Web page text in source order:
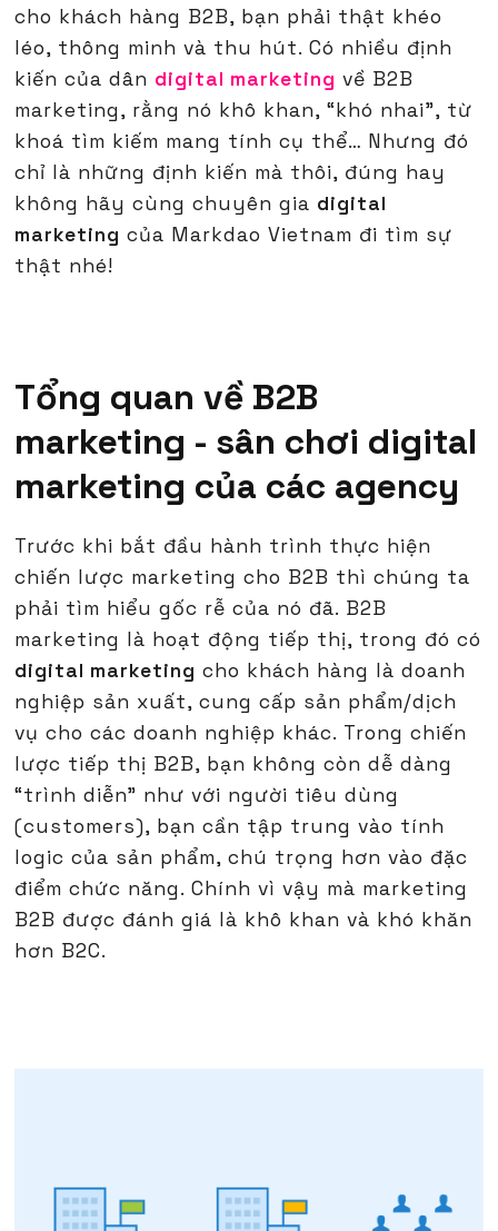
cho khách hàng B2B, bạn phải thật khéo
léo, thông minh và thu hút. Có nhiều định
kiến của dân digital marketing về B2B
marketing, rằng nó khô khan, “khó nhai", từ
khoá tìm kiếm mang tính cụ thể… Nhưng đó
chỉ là những định kiến mà thôi, đúng hay
không hãy cùng chuyên gia digital
marketing của Markdao Vietnam đi tìm sự
thật nhé!
Tổng quan về B2B
marketing - sân chơi digital
marketing của các agency
Trước khi bắt đầu hành trình thực hiện
chiến lược marketing cho B2B thì chúng ta
phải tìm hiểu gốc rễ của nó đã. B2B
marketing là hoạt động tiếp thị, trong đó có
digital marketing cho khách hàng là doanh
nghiệp sản xuất, cung cấp sản phẩm/dịch
vụ cho các doanh nghiệp khác. Trong chiến
lược tiếp thị B2B, bạn không còn dễ dàng
“trình diễn” như với người tiêu dùng
(customers), bạn cần tập trung vào tính
logic của sản phẩm, chú trọng hơn vào đặc
điểm chức năng. Chính vì vậy mà marketing
B2B được đánh giá là khô khan và khó khăn
hơn B2C.